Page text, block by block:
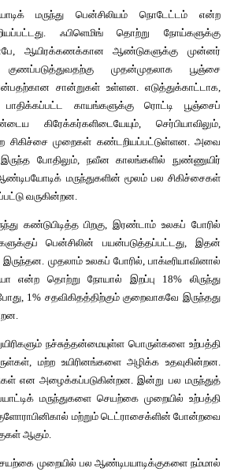
ஈடுபடுத்தினார்.
பாக்டீரியக்களை
மருந்து பென்சிலியம்
ஃபிளெமிங் தொற்று
குணப்படுத்துவதற்கு
என்பதற்கான சான்றுகள் உள்ளன.
பாதிக்கப்பட்ட காயங்களுக்கு
பண்டைய கிரேக்கர்களிடையேயும்,